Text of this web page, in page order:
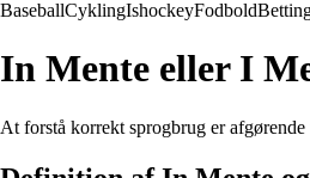
BaseballCyklingIshockeyFodbold
In Mente eller I
At forstå korrekt sprogbrug er